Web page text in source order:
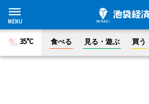
35°C 食べる 見る・遊ぶ 買う